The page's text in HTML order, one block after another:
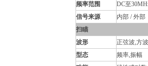
频率范围
DC至
信号来源
内部 / 外部
扫瞄
波形
正弦波,方
型态
频率,振幅